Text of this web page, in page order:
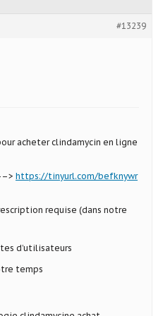
#13239
acheter clindamycin en ligne
–> https://tinyurl.com/befknywr
requise (dans notre
d’utilisateurs
temps